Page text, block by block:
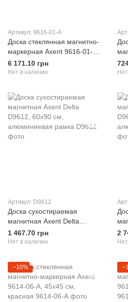
Артикул: 9616-01-A
Доска стеклянная магнитно-
маркерная Axent 9616-01-А,
90х120 см, чёрная
6 171.10 грн
Нет в наличии
Артикул: D9612
Доска сухостираемая
магнитная Axent Delta
D9612, 60х90 см,
алюминиевая рамка
1 467.70 грн
Нет в наличии
2
−10%